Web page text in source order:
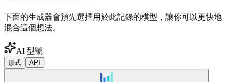
下面的生成器會預先選擇用於此記錄的模型，讓你可以更快地
混合這個想法。
AI 型號
形式 API